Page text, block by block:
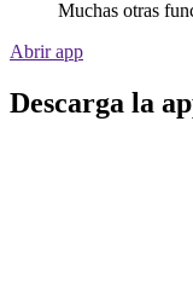
Muchas otras
Abrir app
Descarga la